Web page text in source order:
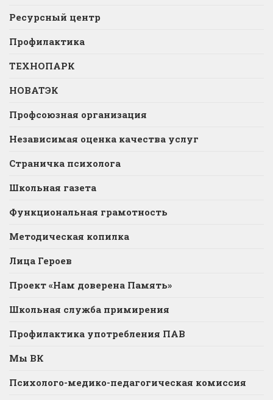
Ресурсный центр
Профилактика
ТЕХНОПАРК
НОВАТЭК
Профсоюзная организация
Независимая оценка качества услуг
Страничка психолога
Школьная газета
Функциональная грамотность
Методическая копилка
Лица Героев
Проект «Нам доверена Память»
Школьная служба примирения
Профилактика употребления ПАВ
Мы ВК
Психолого-медико-педагогическая комиссия